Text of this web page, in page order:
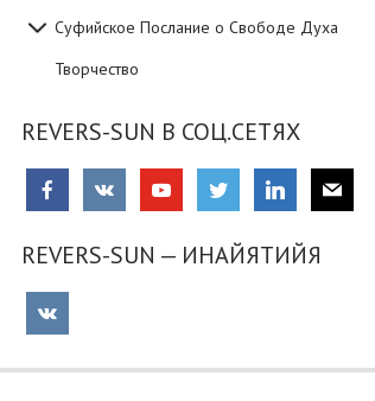
Суфийское Послание о Свободе Духа
Творчество
REVERS-SUN В СОЦ.СЕТЯХ
REVERS-SUN — ИНАЙЯТИЙЯ